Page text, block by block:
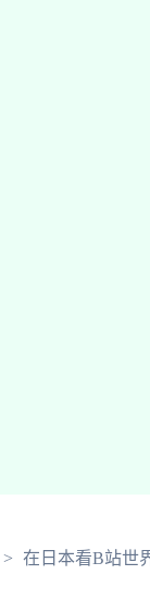
在日本看B站世